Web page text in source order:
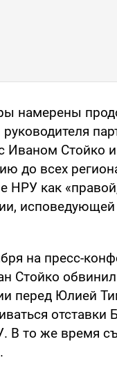
намерены
Иваном Стойко
до всех
НРУ как
на пресс-
Стойко
перед Юлией
отставки
В то же время